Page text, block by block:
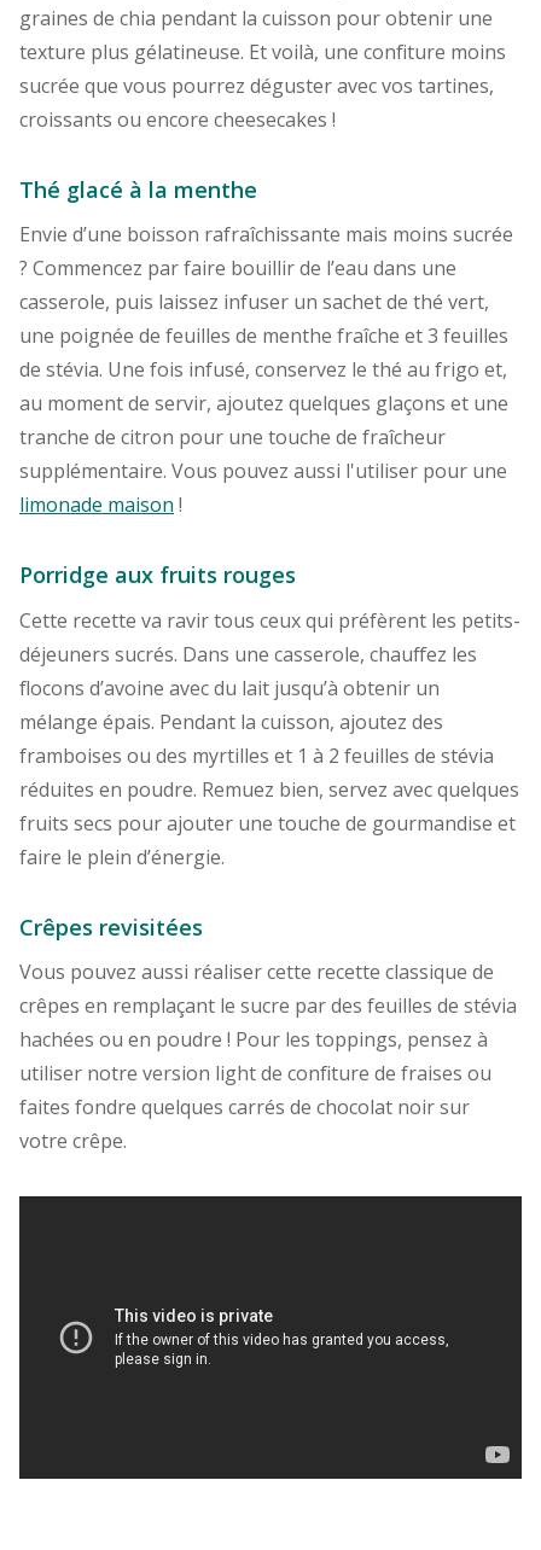
graines de chia pendant la cuisson pour obtenir une
texture plus gélatineuse. Et voilà, une confiture moins
sucrée que vous pourrez déguster avec vos tartines,
croissants ou encore cheesecakes !
Thé glacé à la menthe
Envie d’une boisson rafraîchissante mais moins sucrée
? Commencez par faire bouillir de l’eau dans une
casserole, puis laissez infuser un sachet de thé vert,
une poignée de feuilles de menthe fraîche et 3 feuilles
de stévia. Une fois infusé, conservez le thé au frigo et,
au moment de servir, ajoutez quelques glaçons et une
tranche de citron pour une touche de fraîcheur
supplémentaire. Vous pouvez aussi l'utiliser pour une
limonade maison !
Porridge aux fruits rouges
Cette recette va ravir tous ceux qui préfèrent les petits-
déjeuners sucrés. Dans une casserole, chauffez les
flocons d’avoine avec du lait jusqu’à obtenir un
mélange épais. Pendant la cuisson, ajoutez des
framboises ou des myrtilles et 1 à 2 feuilles de stévia
réduites en poudre. Remuez bien, servez avec quelques
fruits secs pour ajouter une touche de gourmandise et
faire le plein d’énergie.
Crêpes revisitées
Vous pouvez aussi réaliser cette recette classique de
crêpes en remplaçant le sucre par des feuilles de stévia
hachées ou en poudre ! Pour les toppings, pensez à
utiliser notre version light de confiture de fraises ou
faites fondre quelques carrés de chocolat noir sur
votre crêpe.